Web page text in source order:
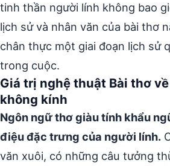
tinh thần người lính không bao
lịch sử và nhân văn của bài thơ
chân thực một giai đoạn lịch sử
trong cuộc.
Giá trị nghệ thuật Bài thơ
không kính
Ngôn ngữ thơ giàu tính khẩu
điệu đặc trưng của người lính.
văn xuôi, có những câu tưởng